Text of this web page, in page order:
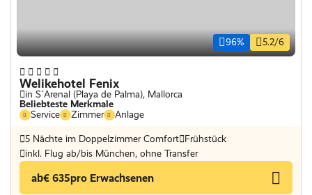
96% 5.2/6
Welikehotel Fenix
in S`Arenal (Playa de Palma), Mallorca
Beliebteste Merkmale
Service
Zimmer Anlage
5 Nächte im Doppelzimmer Comfort Frühstück
inkl. Flug ab/bis München, ohne Transfer
ab€ 635pro Erwachsenen